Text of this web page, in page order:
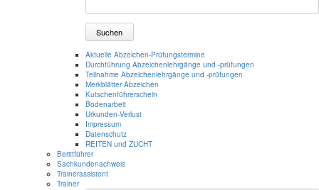
Suchen
Aktuelle Abzeichen-Prüfungstermine
Durchführung Abzeichenlehrgänge und -prüfungen
Teilnahme Abzeichenlehrgänge und -prüfungen
Merkblätter Abzeichen
Kutschenführerschein
Bodenarbeit
Urkunden-Verlust
Impressum
Datenschutz
REITEN und ZUCHT
Berittführer
Sachkundenachweis
Trainerassistent
Trainer